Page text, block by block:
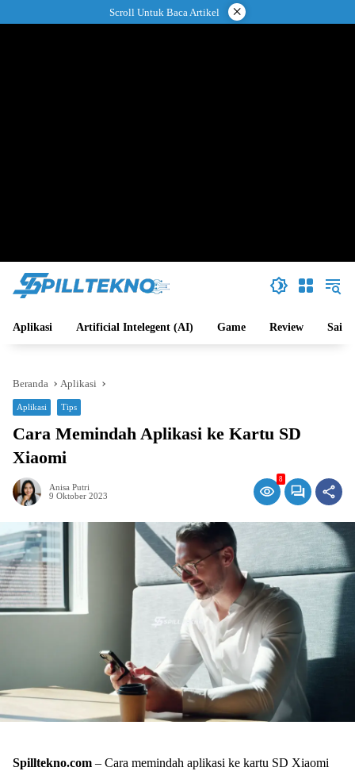
ke
Scroll Untuk Baca Artikel ×
Aplikasi Artificial Intelegent (AI) Game Review Sains
Beranda Aplikasi
Aplikasi Tips
Cara Memindah Aplikasi ke Kartu SD
Xiaomi
Anisa Putri
9 Oktober 2023
8
Spilltekno.com – Cara memindah aplikasi ke kartu SD Xiaomi